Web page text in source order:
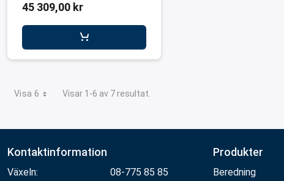
45 309,00 kr
Visa 6 Visar 1-6 av 7 resultat.
Kontaktinformation
Växeln: 08-775 85 85
Produkter
Beredning